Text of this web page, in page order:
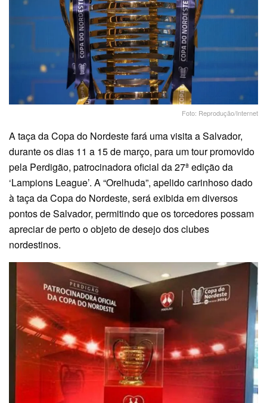
Foto: Reprodução/Internet
A taça da Copa do Nordeste fará uma visita a Salvador,
durante os dias 11 a 15 de março, para um tour promovido
pela Perdigão, patrocinadora oficial da 27ª edição da
‘Lampions League’. A “Orelhuda”, apelido carinhoso dado
à taça da Copa do Nordeste, será exibida em diversos
pontos de Salvador, permitindo que os torcedores possam
apreciar de perto o objeto de desejo dos clubes
nordestinos.